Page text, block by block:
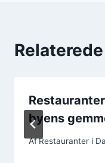
byens
AfRestauranter i